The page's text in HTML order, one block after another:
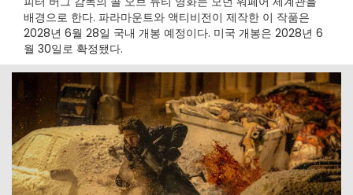
배경으로 한다. 파라마운트와 액티비전이 제작한 이 작품은
2028년 6월 28일 국내 개봉 예정이다. 미국 개봉은 2028년 6
월 30일로 확정됐다.